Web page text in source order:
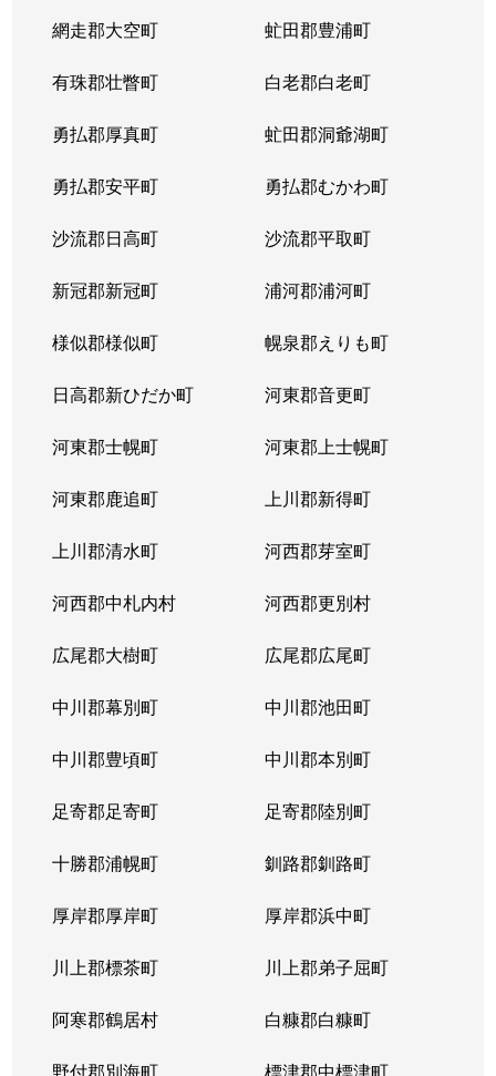
網走郡大空町 虻田郡豊浦町
有珠郡壮瞥町 白老郡白老町
勇払郡厚真町 虻田郡洞爺湖町
勇払郡安平町 勇払郡むかわ町
沙流郡日高町 沙流郡平取町
新冠郡新冠町 浦河郡浦河町
様似郡様似町 幌泉郡えりも町
日高郡新ひだか町 河東郡音更町
河東郡士幌町 河東郡上士幌町
河東郡鹿追町 上川郡新得町
上川郡清水町 河西郡芽室町
河西郡中札内村 河西郡更別村
広尾郡大樹町 広尾郡広尾町
中川郡幕別町 中川郡池田町
中川郡豊頃町 中川郡本別町
足寄郡足寄町 足寄郡陸別町
十勝郡浦幌町 釧路郡釧路町
厚岸郡厚岸町 厚岸郡浜中町
川上郡標茶町 川上郡弟子屈町
阿寒郡鶴居村 白糠郡白糠町